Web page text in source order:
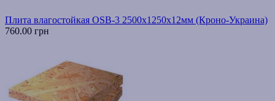
Плита влагостойкая OSB-3 2500х1250х12мм (Кроно-Украина)
760.00 грн